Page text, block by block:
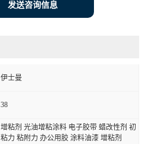
发送咨询信息
伊士曼
38
增粘剂 光油增粘涂料 电子胶带 蜡改性剂 初
粘力 粘附力 办公用胶 涂料油漆 增粘剂